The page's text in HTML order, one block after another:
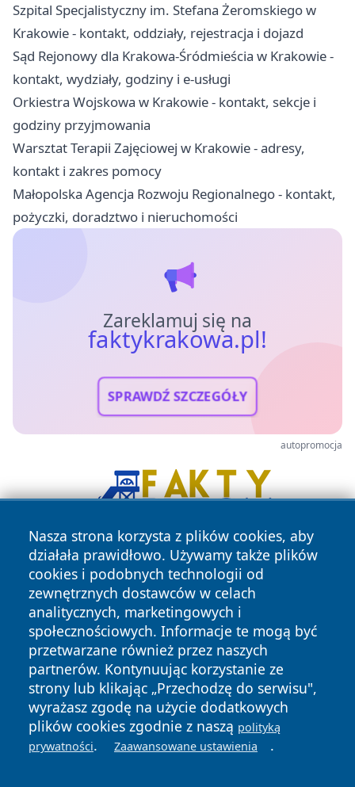
Szpital Specjalistyczny im. Stefana Żeromskiego w
Krakowie - kontakt, oddziały, rejestracja i dojazd
Sąd Rejonowy dla Krakowa-Śródmieścia w Krakowie -
kontakt, wydziały, godziny i e-usługi
Orkiestra Wojskowa w Krakowie - kontakt, sekcje i
godziny przyjmowania
Warsztat Terapii Zajęciowej w Krakowie - adresy,
kontakt i zakres pomocy
Małopolska Agencja Rozwoju Regionalnego - kontakt,
pożyczki, doradztwo i nieruchomości
Zareklamuj się na
faktykrakowa.pl!
SPRAWDŹ SZCZEGÓŁY
autopromocja
Nasza strona korzysta z plików cookies, aby
działała prawidłowo. Używamy także plików
cookies i podobnych technologii od
zewnętrznych dostawców w celach
analitycznych, marketingowych i
społecznościowych. Informacje te mogą być
przetwarzane również przez naszych
partnerów. Kontynuując korzystanie ze
strony lub klikając „Przechodzę do serwisu",
wyrażasz zgodę na użycie dodatkowych
plików cookies zgodnie z naszą polityką
prywatności. Zaawansowane ustawienia .
Copyright © 2026 faktykrakowa.pl Wszystkie prawa
zastrzeżone.
News Autorzy
Polityka
Prywatności
Polityka
Cookies